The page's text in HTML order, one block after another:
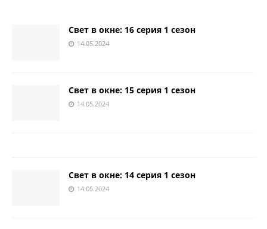
Свет в окне: 16 серия 1 сезон
14.05.2024
Свет в окне: 15 серия 1 сезон
14.05.2024
Свет в окне: 14 серия 1 сезон
14.05.2024